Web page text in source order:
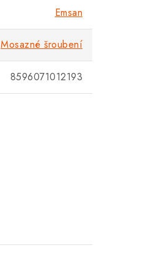
Emsan
Mosazné šroubení
8596071012193